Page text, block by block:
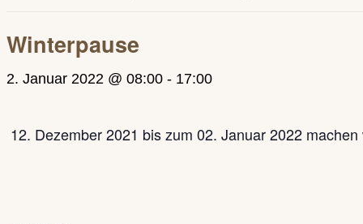
Winterpause
2. Januar 2022 @ 08:00 - 17:00
12. Dezember 2021 bis zum 02. Januar 2022